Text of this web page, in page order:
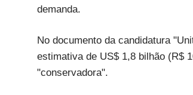
demanda.
No documento da candidatura
estimativa de US$ 1,8 bilhão (R$
"conservadora".